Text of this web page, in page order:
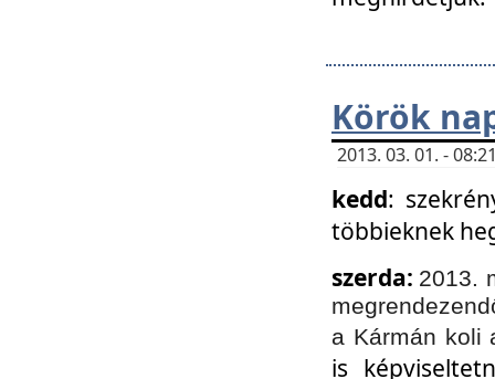
Körök
2013. 03. 01. -
kedd:
többieknek
szerda: 2013.
a Kármán koli
is